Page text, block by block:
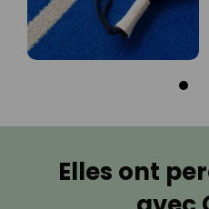
Elles ont